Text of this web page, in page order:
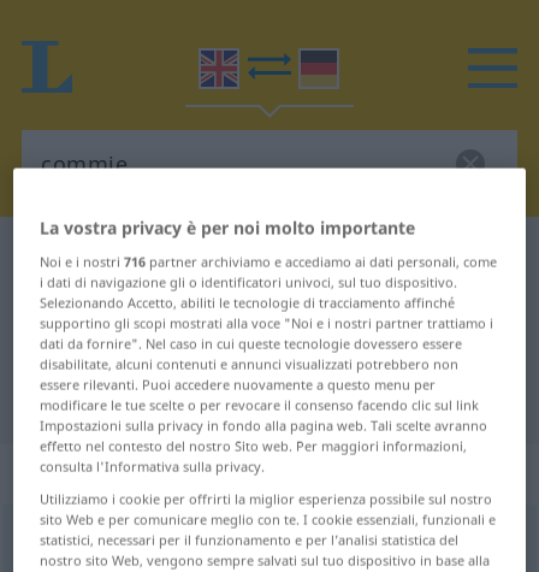
Dizionario Inglese-Tedesco commie
Traduzione Inglese-Tedesco per
"commie"
"commie" traduzione Tedesco
„commie“
commie, Commie [ˈk(ɒ)mi]s US UMG
La vostra privacy è per noi molto importante
Noi e i nostri716 partner archiviamo e accediamo ai dati personali, come
i dati di navigazione gli o identificatori univoci, sul tuo dispositivo.
Selezionando Accetto, abiliti le tecnologie di tracciamento affinché
supportino gli scopi mostrati alla voce "Noi e i nostri partner trattiamo i
dati da fornire". Nel caso in cui queste tecnologie dovessero essere
disabilitate, alcuni contenuti e annunci visualizzati potrebbero non
essere rilevanti. Puoi accedere nuovamente a questo menu per
modificare le tue scelte o per revocare il consenso facendo clic sul link
Impostazioni sulla privacy in fondo alla pagina web. Tali scelte avranno
effetto nel contesto del nostro Sito web. Per maggiori informazioni,
consulta l'Informativa sulla privacy.
Utilizziamo i cookie per offrirti la miglior esperienza possibile sul nostro
sito Web e per comunicare meglio con te. I cookie essenziali, funzionali e
statistici, necessari per il funzionamento e per l’analisi statistica del
nostro sito Web, vengono sempre salvati sul tuo dispositivo in base alla